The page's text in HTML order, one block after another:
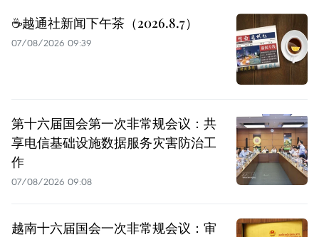
☕️越通社新闻下午茶（2026.8.7）
07/08/2026 09:39
第十六届国会第一次非常规会议：共
享电信基础设施数据服务灾害防治工
作
07/08/2026 09:08
越南十六届国会一次非常规会议：审